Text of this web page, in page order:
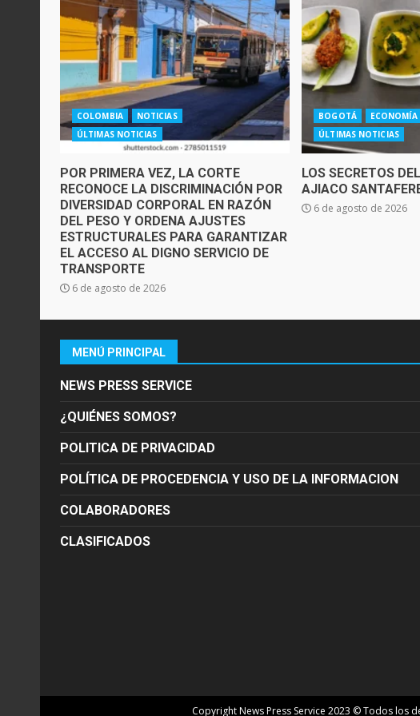
COLOMBIA
NOTICIAS
ÚLTIMAS NOTICIAS
POR PRIMERA VEZ, LA CORTE
RECONOCE LA DISCRIMINACIÓN POR
DIVERSIDAD CORPORAL EN RAZÓN
DEL PESO Y ORDENA AJUSTES
ESTRUCTURALES PARA GARANTIZAR
EL ACCESO AL DIGNO SERVICIO DE
TRANSPORTE
6 de agosto de 2026
BOGOTÁ ECONOMÍA
ÚLTIMAS NOTICIAS
LOS SECRETOS
AJIACO
6 de agosto de 2026
MENÚ PRINCIPAL
NEWS PRESS SERVICE
¿QUIÉNES SOMOS?
POLITICA DE PRIVACIDAD
POLÍTICA DE PROCEDENCIA Y USO DE LA INFORMACION
COLABORADORES
CLASIFICADOS
Copyright News Press Service 2023 © Todos los